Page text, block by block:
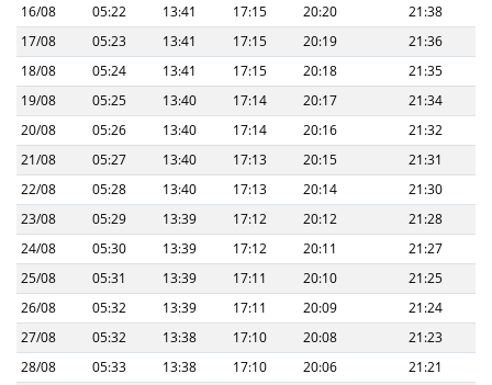
16/08
05:22 13:41 17:15 20:20
21:38
17/08
05:23 13:41 17:15 20:19
21:36
18/08
05:24 13:41 17:15 20:18
21:35
19/08
05:25 13:40 17:14 20:17
21:34
20/08
05:26 13:40 17:14 20:16
21:32
21/08
05:27 13:40 17:13 20:15
21:31
22/08
05:28 13:40 17:13 20:14
21:30
23/08
05:29 13:39 17:12 20:12
21:28
24/08
05:30 13:39 17:12 20:11
21:27
25/08
05:31 13:39 17:11 20:10
21:25
26/08
05:32 13:39 17:11 20:09
21:24
27/08
05:32 13:38 17:10 20:08
21:23
28/08
05:33 13:38 17:10 20:06
21:21